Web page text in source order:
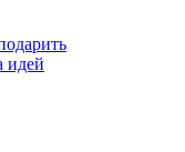
идей